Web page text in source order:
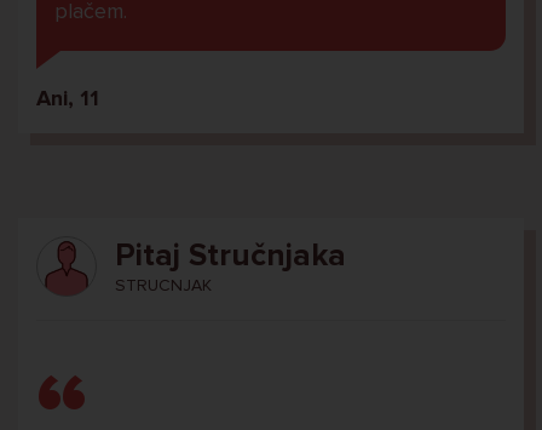
plačem.
Ani, 11
Pitaj Stručnjaka
STRUCNJAK